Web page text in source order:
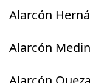
Alarcón
Alarcón